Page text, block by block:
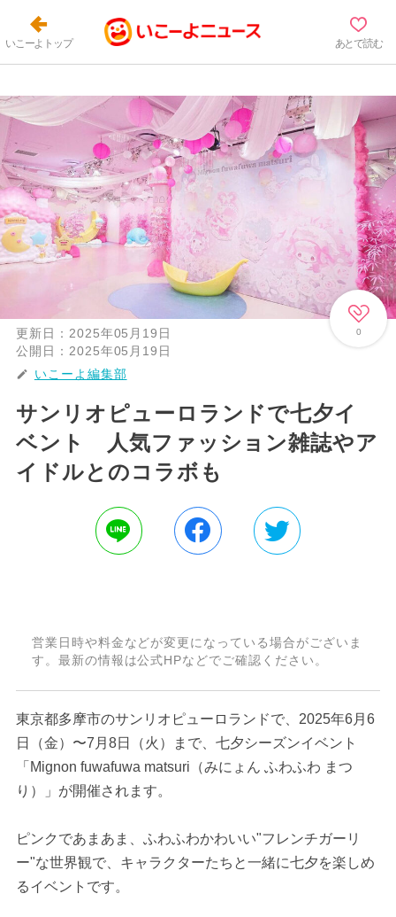
いこーよトップ あとで読む
0
更新日： 2025年05月19日
公開日： 2025年05月19日
いこーよ編集部
サンリオピューロランドで七夕イ
ベント 人気ファッション雑誌やア
イドルとのコラボも
営業日時や料金などが変更になっている場合がございま
す。最新の情報は公式HPなどでご確認ください。
東京都多摩市のサンリオピューロランドで、2025年6月6
日（金）〜7月8日（火）まで、七夕シーズンイベント
「Mignon fuwafuwa matsuri（みにょん ふわふわ まつ
り）」が開催されます。
ピンクであまあま、ふわふわかわいい"フレンチガーリ
ー"な世界観で、キャラクターたちと一緒に七夕を楽しめ
るイベントです。